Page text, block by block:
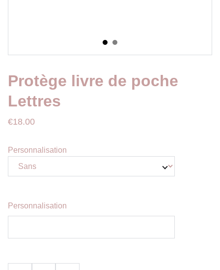
Protège livre de poche
Lettres
€18.00
Personnalisation
Personnalisation